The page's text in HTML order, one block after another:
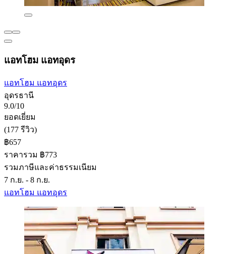
แอทโฮม แอทอุดร
แอทโฮม แอทอุดร
อุดรธานี
9.0/10
ยอดเยี่ยม
(177 รีวิว)
฿657
ราคารวม ฿773
รวมภาษีและค่าธรรมเนียม
7 ก.ย. - 8 ก.ย.
แอทโฮม แอทอุดร